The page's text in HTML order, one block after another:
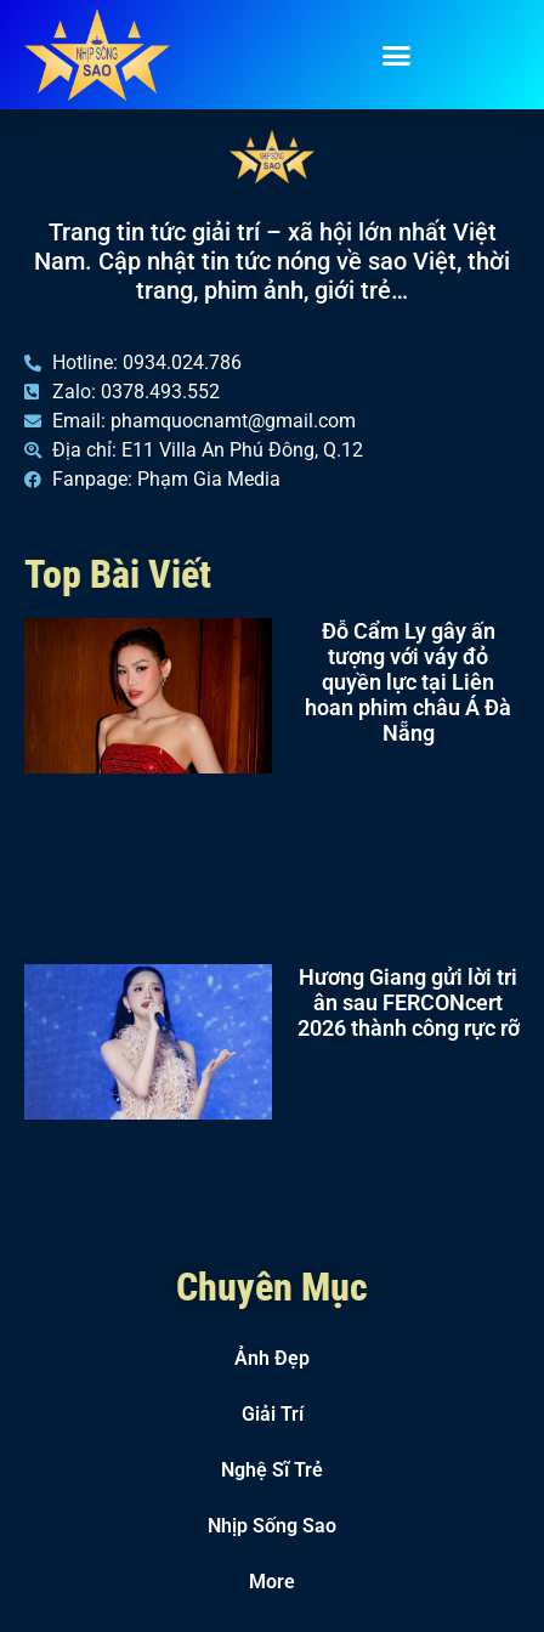
Tag:bánh đúc nộm
Trang tin tức giải trí – xã hội lớn nhất Việt
Nam. Cập nhật tin tức nóng về sao Việt, thời
trang, phim ảnh, giới trẻ…
Hotline: 0934.024.786
Zalo: 0378.493.552
Email: phamquocnamt@gmail.com
Địa chỉ: E11 Villa An Phú Đông, Q.12
Fanpage: Phạm Gia Media
Top Bài Viết
Đỗ Cẩm Ly gây ấn
tượng với váy đỏ
quyền lực tại Liên
hoan phim châu Á Đà
Nẵng
Hương Giang gửi lời tri
ân sau FERCONcert
2026 thành công rực rỡ
Chuyên Mục
Ảnh Đẹp
Giải Trí
Nghệ Sĩ Trẻ
Nhịp Sống Sao
More